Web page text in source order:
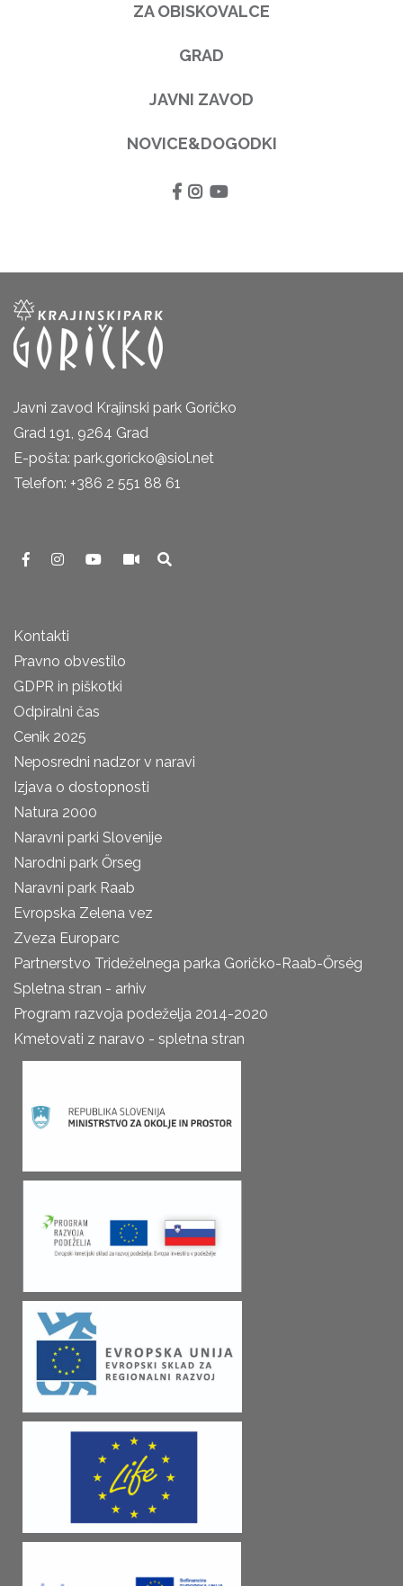
ZA OBISKOVALCE
GRAD
JAVNI ZAVOD
NOVICE&DOGODKI
Javni zavod Krajinski park Goričko
Grad 191, 9264 Grad
E-pošta: park.goricko@siol.net
Telefon: +386 2 551 88 61
Kontakti
Pravno obvestilo
GDPR in piškotki
Odpiralni čas
Cenik 2025
Neposredni nadzor v naravi
Izjava o dostopnosti
Natura 2000
Naravni parki Slovenije
Narodni park Őrseg
Naravni park Raab
Evropska Zelena vez
Zveza Europarc
Partnerstvo Trideželnega parka Goričko-Raab-Őrség
Spletna stran - arhiv
Program razvoja podeželja 2014-2020
Kmetovati z naravo - spletna stran